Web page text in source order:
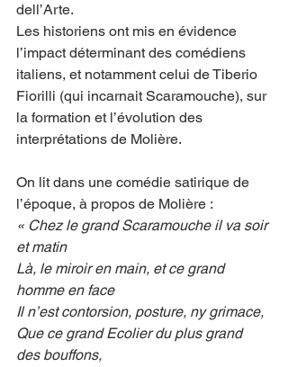
dell’Arte.
Les historiens ont mis en évidence
l’impact déterminant des comédiens
italiens, et notamment celui de Tiberio
Fiorilli (qui incarnait Scaramouche), sur
la formation et l’évolution des
interprétations de Molière.
On lit dans une comédie satirique de
l’époque, à propos de Molière :
« Chez le grand Scaramouche il va soir
et matin
Là, le miroir en main, et ce grand
homme en face
Il n’est contorsion, posture, ny grimace,
Que ce grand Ecolier du plus grand
des bouffons,